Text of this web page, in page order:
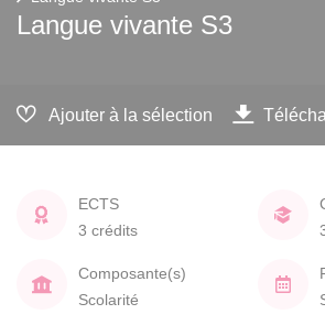
Langue vivante S3
Ajouter à la sélection
ECTS
3 crédits
Composante(s)
Scolarité